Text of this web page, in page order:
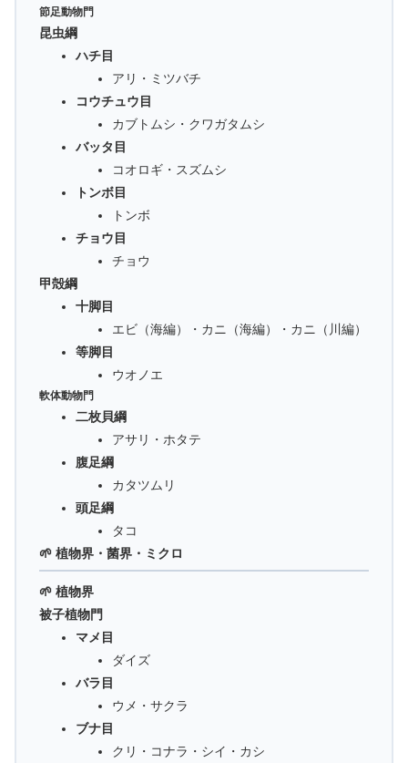
節足動物門
昆虫綱
ハチ目
アリ・ミツバチ
コウチュウ目
カブトムシ・クワガタムシ
バッタ目
コオロギ・スズムシ
トンボ目
トンボ
チョウ目
チョウ
甲殻綱
十脚目
エビ（海編）・カニ（海編）・カニ（川編）
等脚目
ウオノエ
軟体動物門
二枚貝綱
アサリ・ホタテ
腹足綱
カタツムリ
頭足綱
タコ
🌱 植物界・菌界・ミクロ
🌱 植物界
被子植物門
マメ目
ダイズ
バラ目
ウメ・サクラ
ブナ目
クリ・コナラ・シイ・カシ